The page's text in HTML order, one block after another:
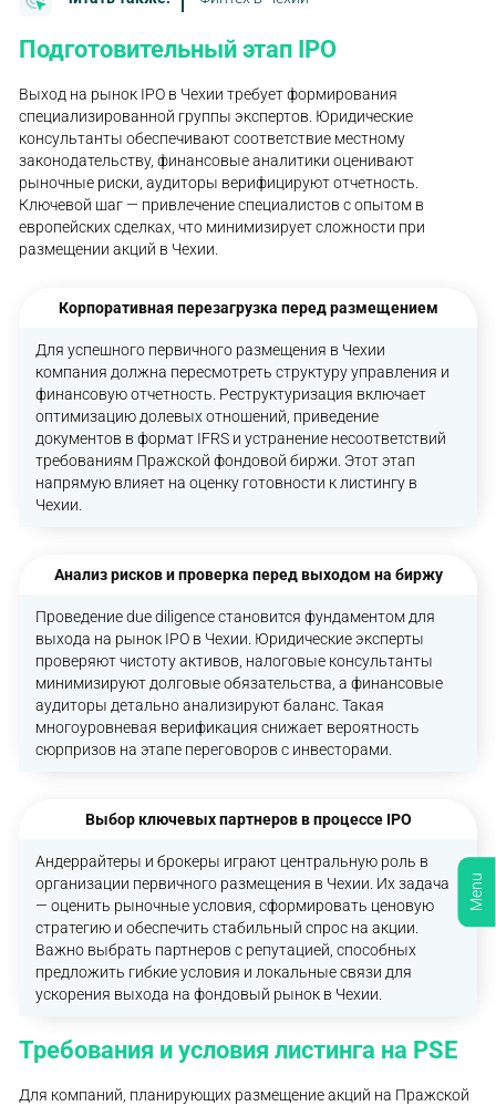
Подготовительный этап IPO
Выход на рынок IPO в Чехии требует формирования
специализированной группы экспертов. Юридические
консультанты обеспечивают соответствие местному
законодательству, финансовые аналитики оценивают
рыночные риски, аудиторы верифицируют отчетность.
Ключевой шаг — привлечение специалистов с опытом в
европейских сделках, что минимизирует сложности при
размещении акций в Чехии.
Корпоративная перезагрузка перед размещением
Для успешного первичного размещения в Чехии
компания должна пересмотреть структуру управления и
финансовую отчетность. Реструктуризация включает
оптимизацию долевых отношений, приведение
документов в формат IFRS и устранение несоответствий
требованиям Пражской фондовой биржи. Этот этап
напрямую влияет на оценку готовности к листингу в
Чехии.
Анализ рисков и проверка перед выходом на биржу
Проведение due diligence становится фундаментом для
выхода на рынок IPO в Чехии. Юридические эксперты
проверяют чистоту активов, налоговые консультанты
минимизируют долговые обязательства, а финансовые
аудиторы детально анализируют баланс. Такая
многоуровневая верификация снижает вероятность
сюрпризов на этапе переговоров с инвесторами.
Выбор ключевых партнеров в процессе IPO
Андеррайтеры и брокеры играют центральную роль в
организации первичного размещения в Чехии. Их задача
— оценить рыночные условия, сформировать ценовую
стратегию и обеспечить стабильный спрос на акции.
Важно выбрать партнеров с репутацией, способных
предложить гибкие условия и локальные связи для
ускорения выхода на фондовый рынок в Чехии.
Требования и условия листинга на PSE
Для компаний, планирующих размещение акций на Пражской
Menu